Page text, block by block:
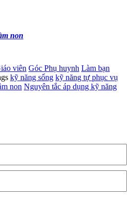
non
viên Góc Phụ huynh Làm bạn
kỹ năng sống kỹ năng tự phục vụ
non Nguyên tắc áp dụng kỹ năng